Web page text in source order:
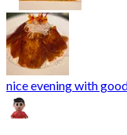
nice evening with